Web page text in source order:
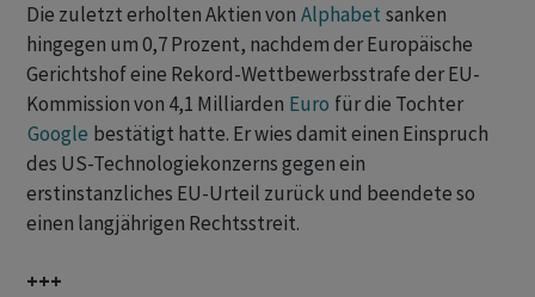
Die zuletzt erholten Aktien von Alphabet sanken
hingegen um 0,7 Prozent, nachdem der Europäische
Gerichtshof eine Rekord-Wettbewerbsstrafe der EU-
Kommission von 4,1 Milliarden Euro für die Tochter
Google bestätigt hatte. Er wies damit einen Einspruch
des US-Technologiekonzerns gegen ein
erstinstanzliches EU-Urteil zurück und beendete so
einen langjährigen Rechtsstreit.
+++